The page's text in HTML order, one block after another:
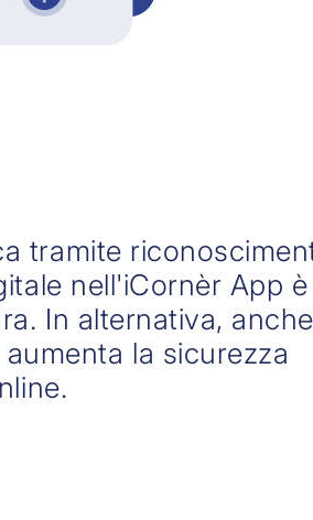
tramite
nell'iCornèr App è
In alternativa,
la sicurezza